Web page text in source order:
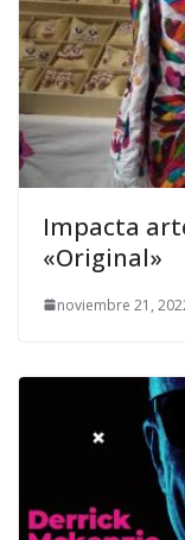
Impacta
«Original»
noviembre 21,